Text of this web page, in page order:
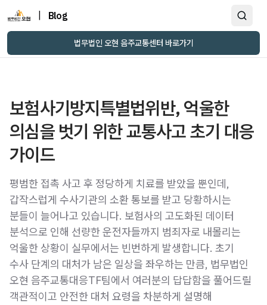
Blog
법무법인 오현 음주교통센터 바로가기
보험사기방지특별법위반, 억울한
의심을 벗기 위한 교통사고 초기 대응
가이드
평범한 접촉 사고 후 정당하게 치료를 받았을 뿐인데,
갑작스럽게 수사기관의 소환 통보를 받고 당황하시는
분들이 늘어나고 있습니다. 보험사의 고도화된 데이터
분석으로 인해 선량한 운전자들까지 범죄자로 내몰리는
억울한 상황이 실무에서는 빈번하게 발생합니다. 초기
수사 단계의 대처가 남은 일상을 좌우하는 만큼, 법무법인
오현 음주교통대응TF팀에서 여러분의 답답함을 풀어드릴
객관적이고 안전한 대처 요령을 차분하게 설명해